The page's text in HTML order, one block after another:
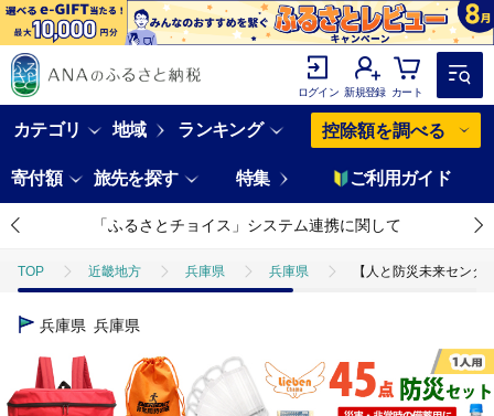
ログイン 新規登録 カート
カテゴリ 地域 ランキング 控除額を調べる
寄付額 旅先を探す 特集 ご利用ガイド
「ふるさとチョイス」システム連携に関して
TOP 近畿地方 兵庫県 兵庫県 【人と防災未来セン
兵庫県 兵庫県